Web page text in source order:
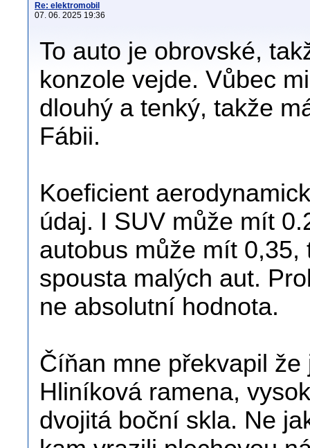
Re: elektromobil
07. 06. 2025 19:36
To auto je obrovské,
konzole vejde. Vůbec
dlouhý a tenký, takže
Fábii.
Koeficient
údaj. I SUV může mít
autobus může mít
spousta malých aut.
ne absolutní hodnota.
Číňan mne překvapil
Hliníková ramena,
dvojitá boční skla. Ne